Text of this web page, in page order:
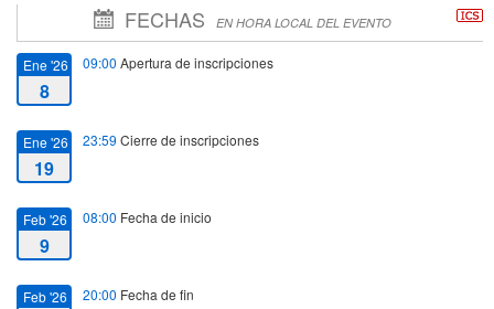
FECHAS EN HORA LOCAL DEL EVENTO
Ene '26
8
09:00 Apertura de inscripciones
Ene '26
19
23:59 Cierre de inscripciones
Feb '26
9
08:00 Fecha de inicio
Feb '26 20:00 Fecha de fin